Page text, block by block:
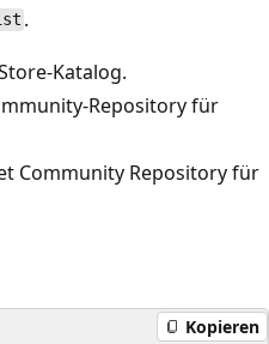
.
Katalog.
Repository für
Community Repository für
Kopieren